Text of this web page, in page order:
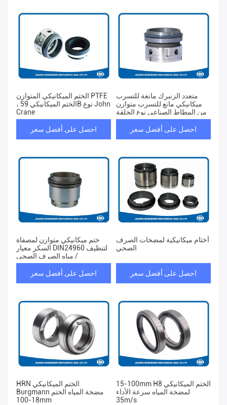
الختم الميكانيكي المتوازن PTFE
، الختم الميكانيكي 59B نوع John
Crane
احصل على أفضل سعر
متعدد الزنبرك مانعة للتسرب
ميكانيكي مانع للتسرب متوازن
من المطاط الصناعي نوع الحلقة
احصل على أفضل سعر
ختم ميكانيكي متوازن لمصفاة
السكر معيار DIN24960 لتنظيف
/ مياه الصرف الصحي
احصل على أفضل سعر
أختام ميكانيكية لمضخات الصرف
الصحي
احصل على أفضل سعر
HRN الختم الميكانيكي
Burgmann مضخة المياه الختم
18-100mm
15-100mm H8 الختم الميكانيكي
لمضخة المياه سرعة الأداء
35m/s